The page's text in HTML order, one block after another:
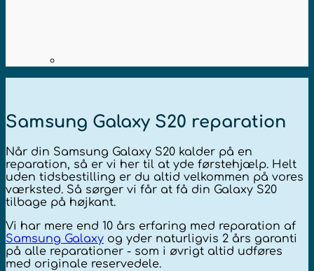
Samsung Galaxy S20 reparation
Når din Samsung Galaxy S20 kalder på en
reparation, så er vi her til at yde førstehjælp. Helt
uden tidsbestilling er du altid velkommen på vores
værksted. Så sørger vi får at få din Galaxy S20
tilbage på højkant.
Vi har mere end 10 års erfaring med reparation af
Samsung Galaxy og yder naturligvis 2 års garanti
på alle reparationer - som i øvrigt altid udføres
med originale reservedele.